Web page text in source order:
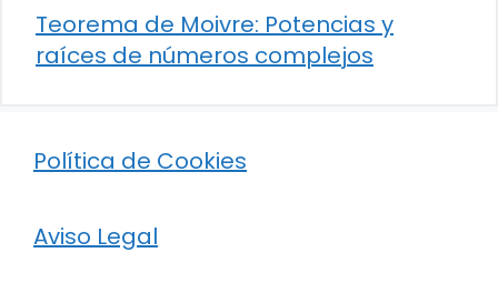
Teorema de Moivre: Potencias y
raíces de números complejos
Política de Cookies
Aviso Legal